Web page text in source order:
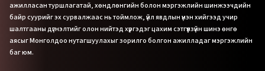
ажилласан туршлагатай, хөндлөнгийн болон мэргэжлийн шинжээчдийн
байр суурийг эх сурвалжаас нь тоймлож, үйл явдлын үнэн хийгээд учир
шалтгааны дүгнэлтийг олон нийтэд хүргэдэг цахим сэтгүүлзүйн шинэ өнгө
аясыг Монголдоо нутагшуулахыг зорилго болгон ажилладаг мэргэжлийн
баг юм.